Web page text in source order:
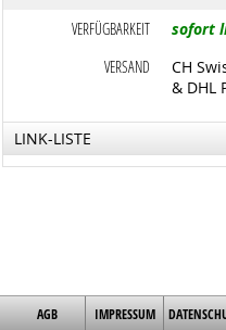
VERFÜGBARKEIT
sofort
VERSAND
CH
& DHL
LINK-LISTE
AGB IMPRESSUM